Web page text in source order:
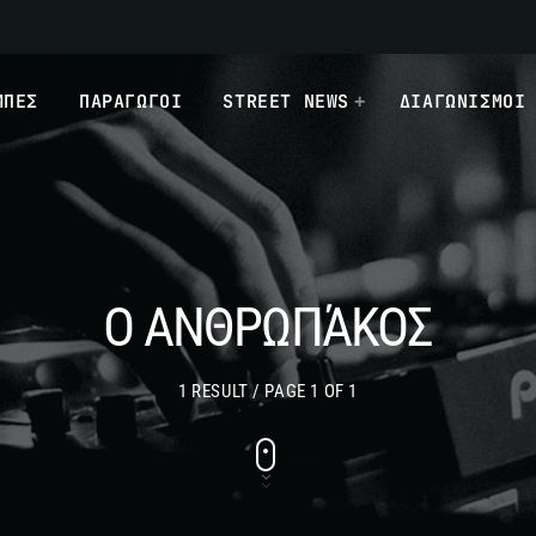
ΠΑΡΑΓΩΓΟΙ STREET NEWS ΔΙΑΓΩΝΙΣΜΟΙ
Ο ΑΝΘΡΩΠΆΚΟΣ
1 RESULT / PAGE 1 OF 1